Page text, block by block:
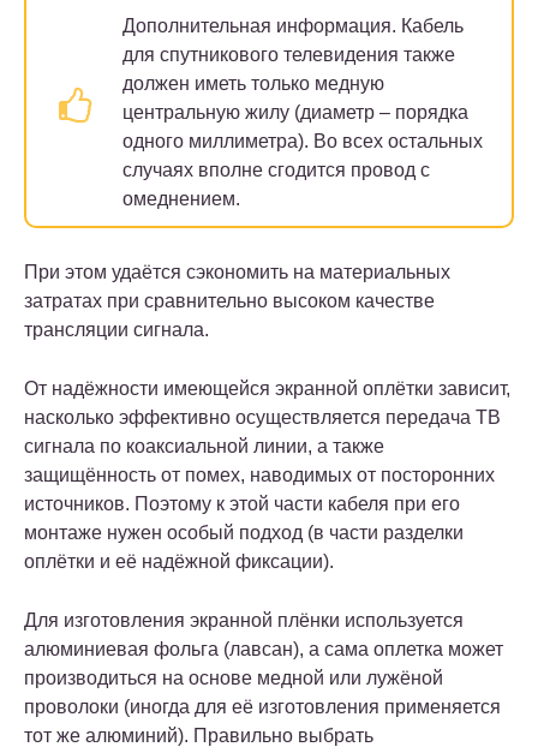
Дополнительная информация. Кабель
для спутникового телевидения также
должен иметь только медную
центральную жилу (диаметр – порядка
одного миллиметра). Во всех остальных
случаях вполне сгодится провод с
омеднением.
При этом удаётся сэкономить на материальных
затратах при сравнительно высоком качестве
трансляции сигнала.
От надёжности имеющейся экранной оплётки зависит,
насколько эффективно осуществляется передача ТВ
сигнала по коаксиальной линии, а также
защищённость от помех, наводимых от посторонних
источников. Поэтому к этой части кабеля при его
монтаже нужен особый подход (в части разделки
оплётки и её надёжной фиксации).
Для изготовления экранной плёнки используется
алюминиевая фольга (лавсан), а сама оплетка может
производиться на основе медной или лужёной
проволоки (иногда для её изготовления применяется
тот же алюминий). Правильно выбрать